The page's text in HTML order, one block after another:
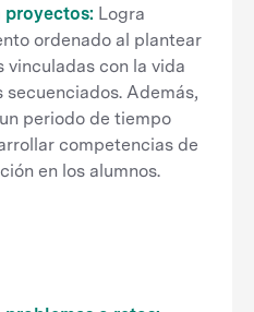
proyectos: Logra
ordenado al plantear
vinculadas con la vida
Además,
periodo de tiempo
competencias de
en los alumnos.